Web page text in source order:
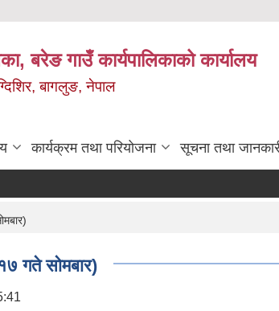
बरेङ गाउँ कार्यपालिकाको कार्यालय
बागलुङ, नेपाल
कार्यक्रम तथा परियोजना सूचना तथा
गते सोमबार)